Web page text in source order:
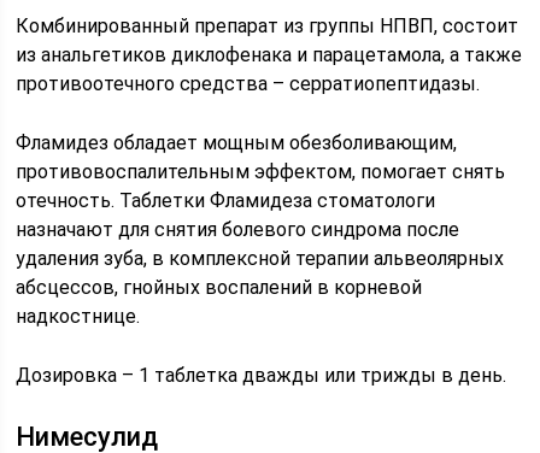
Комбинированный препарат из группы НПВП, состоит
из анальгетиков диклофенака и парацетамола, а также
противоотечного средства – серратиопептидазы.
Фламидез обладает мощным обезболивающим,
противовоспалительным эффектом, помогает снять
отечность. Таблетки Фламидеза стоматологи
назначают для снятия болевого синдрома после
удаления зуба, в комплексной терапии альвеолярных
абсцессов, гнойных воспалений в корневой
надкостнице.
Дозировка – 1 таблетка дважды или трижды в день.
Нимесулид